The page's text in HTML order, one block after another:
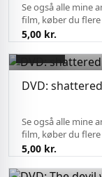
Se også alle mine
film, køber du
sendes på samme
5,00 kr.
DVD:
Se også alle mine
film, køber du
sendes på samme
5,00 kr.